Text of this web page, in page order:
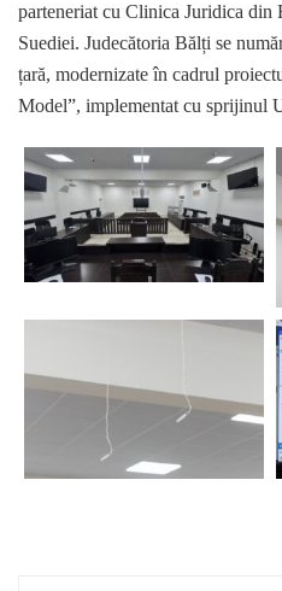
parteneriat cu Clinica Juridica din
Suediei. Judecătoria Bălți se
țară, modernizate în cadrul
Model”, implementat cu sprijinul